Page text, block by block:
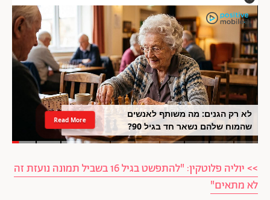
לא רק הגנים: מה משותף לאנשים
שהמוח שלהם נשאר חד בגיל 90?
Read More
>> יוליה פלוטקין: "להתפשט בגיל 16 בשביל תמונה נועזת זה
לא מתאים"